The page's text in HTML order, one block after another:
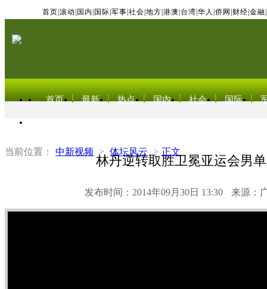
首页 滚动 国内 国际 军事 社会 地方 港澳 台湾 华人 侨网 财经 金融
首页 最新 热点 国内 社会 国际
当前位置： 中新视频 > 体坛风云 > 正文
林丹逆转取胜卫冕亚运会男
发布时间：2014年09月30日 13:30 来源：